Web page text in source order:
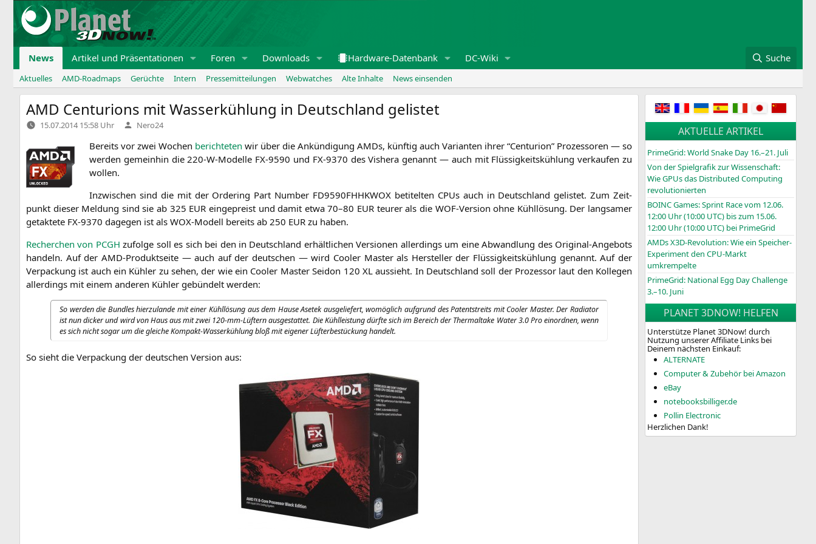
Zum
Inhalt
springen
News Artikel und Präsentationen Foren Downloads Hardware-Datenbank DC-Wiki Suche
Aktuelles AMD-Roadmaps Gerüchte Intern Pressemitteilungen Webwatches Alte Inhalte News einsenden
AMD Centurions mit Wasserkühlung in Deutschland gelistet
15.07.2014 15:58 Uhr Verfasst
von
Nero24
Bereits vor zwei Wochen berich­te­ten wir über die Ankün­di­gung AMDs, künf­tig auch Vari­an­ten ihrer “Cen­tu­ri­on” Pro­zes­so­ren — so
wer­den gemein­hin die 220-W-Model­le FX-9590 und FX-9370 des Vis­he­ra genannt — auch mit Flüs­sig­keits­küh­lung ver­kau­fen zu
wollen.
Inzwi­schen sind die mit der Orde­ring Part Num­ber FD9590FHHKWOX beti­tel­ten CPUs auch in Deutsch­land gelis­tet. Zum Zeit­
punkt die­ser Mel­dung sind sie ab 325 EUR ein­ge­preist und damit etwa 70–80 EUR teu­rer als die WOF-Ver­si­on ohne Kühl­lö­sung. Der lang­sa­mer
getak­te­te FX-9370 dage­gen ist als WOX-Modell bereits ab 250 EUR zu haben.
Recher­chen von PCGH zufol­ge soll es sich bei den in Deutsch­land erhält­li­chen Ver­sio­nen aller­dings um eine Abwand­lung des Ori­gi­nal-Ange­bots
han­deln. Auf der AMD-Pro­dukt­sei­te — auch auf der deut­schen — wird Coo­ler Mas­ter als Her­stel­ler der Flüs­sig­keits­küh­lung genannt. Auf der
Ver­pa­ckung ist auch ein Küh­ler zu sehen, der wie ein Coo­ler Mas­ter Sei­don 120 XL aus­sieht. In Deutsch­land soll der Pro­zes­sor laut den Kol­le­gen
aller­dings mit einem ande­ren Küh­ler gebün­delt werden:
So wer­den die Bund­les hier­zu­lan­de mit einer Kühl­lö­sung aus dem Hau­se Ase­tek aus­ge­lie­fert, womög­lich auf­grund des Patent­streits mit Coo­ler Mas­ter. Der Radia­tor
ist nun dicker und wird von Haus aus mit zwei 120-mm-Lüf­tern aus­ge­stat­tet. Die Kühl­leis­tung dürf­te sich im Bereich der Ther­mal­ta­ke Water 3.0 Pro ein­ord­nen, wenn
es sich nicht sogar um die glei­che Kom­pakt-Was­ser­küh­lung bloß mit eige­ner Lüf­ter­be­stü­ckung handelt.
So sieht die Ver­pa­ckung der deut­schen Ver­si­on aus:
AKTUELLE ARTIKEL
PrimeGrid: World Snake Day 16.–21. Juli
Von der Spielgrafik zur Wissenschaft:
Wie GPUs das Distributed Computing
revolutionierten
BOINCGames: Sprint Race vom 12.06.
12:00 Uhr (10:00 UTC) bis zum 15.06.
12:00 Uhr (10:00 UTC) bei PrimeGrid
AMDs X3D-Revolution: Wie ein Speicher-
Experiment den CPU-Markt
umkrempelte
PrimeGrid: National Egg Day Challenge
3.–10. Juni
PLANET 3DNOW! HELFEN
Unterstütze Planet 3DNow! durch
Nutzung unserer Affiliate Links bei
Deinem nächsten Einkauf:
ALTERNATE
Computer & Zubehör bei Amazon
eBay
notebooksbilliger.de
Pollin Electronic
Herzlichen Dank!